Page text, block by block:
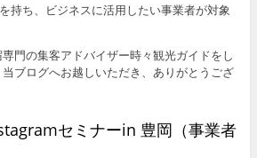
持ち、ビジネスに活用したい事業者が対象
門の集客アドバイザー時々観光ガイドをし
ブログへお越しいただき、ありがとうござ
セミナーin 豊岡（事業者